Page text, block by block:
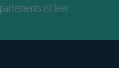
ist leer.